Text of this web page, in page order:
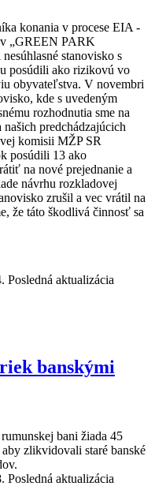
konania v procese EIA -
„GREEN PARK
stanovisko s
posúdili ako rizikovú vo
obyvateľstva. V novembri
kde s uvedeným
rozhodnutia sme na
predchádzajúcich
komisii MŽP SR
posúdili 13 ako
na nové prejednanie a
návrhu rozkladovej
zrušil a vec vrátil na
že táto škodlivá činnosť sa
Posledná aktualizácia
banskými
bani žiada 45
zlikvidovali staré banské
Posledná aktualizácia